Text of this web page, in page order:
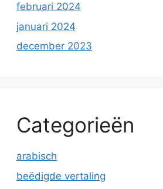
februari 2024
januari 2024
december 2023
Categorieën
arabisch
beëdigde vertaling